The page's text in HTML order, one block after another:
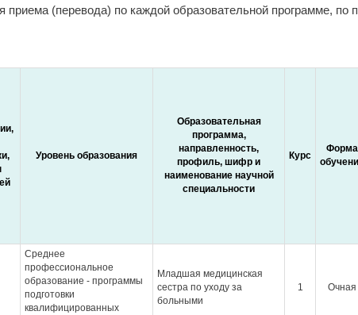
(перевода) по каждой образовательной программе, по
Уровень образования
Образовательная
программа,
направленность,
профиль, шифр и
наименование научной
специальности
Курс
Форма
Среднее
профессиональное
образование - программы
подготовки
квалифицированных
Младшая медицинская
сестра по уходу за
больными
1 Очная